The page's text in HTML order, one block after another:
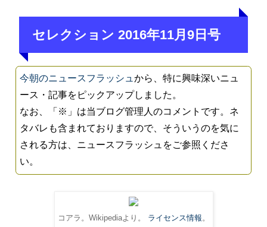
セレクション 2016年11月9日号
今朝のニュースフラッシュから、特に興味深いニュ
ース・記事をピックアップしました。
なお、「※」は当ブログ管理人のコメントです。ネ
タバレも含まれておりますので、そういうのを気に
される方は、ニュースフラッシュをご参照くださ
い。
コアラ。Wikipediaより。 ライセンス情報 。